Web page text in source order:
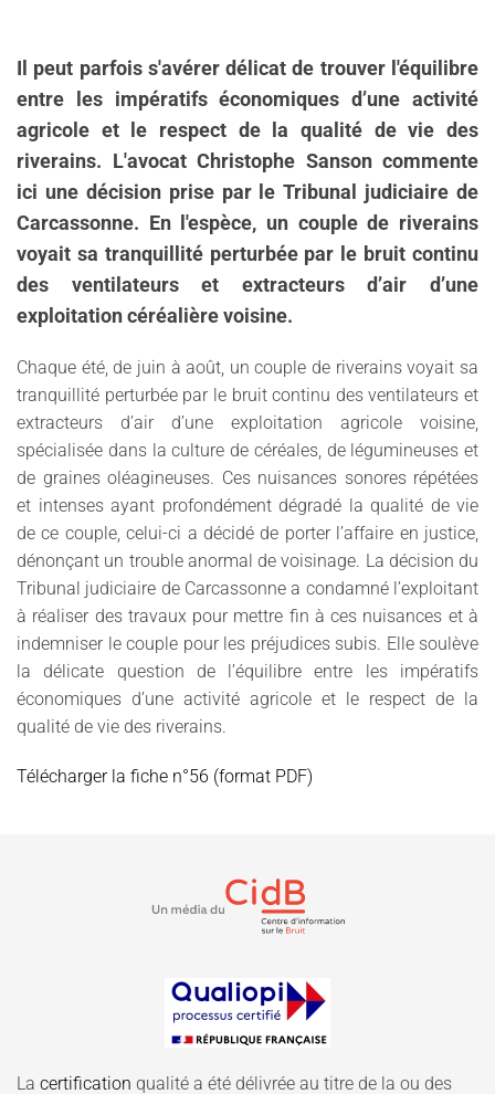
Il peut parfois s'avérer délicat de trouver l'équilibre
entre les impératifs économiques d’une activité
agricole et le respect de la qualité de vie des
riverains. L'avocat Christophe Sanson commente
ici une décision prise par le Tribunal judiciaire de
Carcassonne. En l'espèce, un couple de riverains
voyait sa tranquillité perturbée par le bruit continu
des ventilateurs et extracteurs d’air d’une
exploitation céréalière voisine.
Chaque été, de juin à août, un couple de riverains voyait sa
tranquillité perturbée par le bruit continu des ventilateurs et
extracteurs d’air d’une exploitation agricole voisine,
spécialisée dans la culture de céréales, de légumineuses et
de graines oléagineuses. Ces nuisances sonores répétées
et intenses ayant profondément dégradé la qualité de vie
de ce couple, celui-ci a décidé de porter l’affaire en justice,
dénonçant un trouble anormal de voisinage. La décision du
Tribunal judiciaire de Carcassonne a condamné l’exploitant
à réaliser des travaux pour mettre fin à ces nuisances et à
indemniser le couple pour les préjudices subis. Elle soulève
la délicate question de l’équilibre entre les impératifs
économiques d’une activité agricole et le respect de la
qualité de vie des riverains.
Télécharger la fiche n°56 (format PDF)
La certification qualité a été délivrée au titre de la ou des